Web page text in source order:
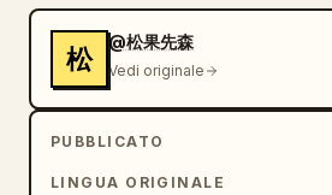
松
@松果先森
Vedi originale
PUBBLICATO
LINGUA ORIGINALE